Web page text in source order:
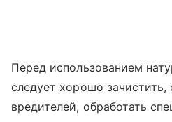
Перед использованием
следует хорошо
вредителей, обработать